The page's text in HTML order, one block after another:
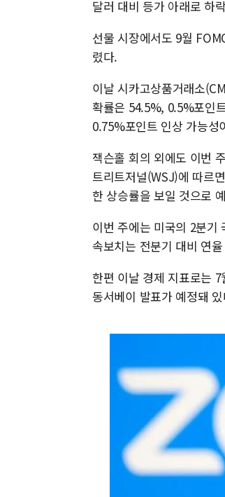
달러 대비 등가 아래로 하
선물 시장에서도 9월
렸다.
이날 시카고상품거래소
확률은 54.5%, 0.5%포인
0.75%포인트 인상 가능성
잭슨홀 회의 외에도 이번
트리트저널(WSJ)에 따르
한 상승률을 보일 것으로
이번 주에는 미국의 2분기
속보치는 전분기 대비 연
한편 이날 경제 지표로는
동서베이 발표가 예정돼